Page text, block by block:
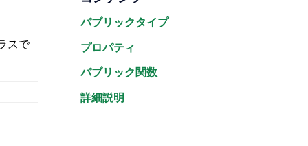
スで
パブリックタイプ
プロパティ
パブリック関数
詳細説明